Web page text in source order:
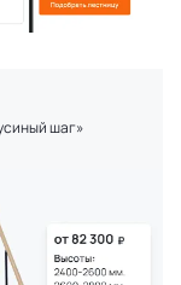
шаг»